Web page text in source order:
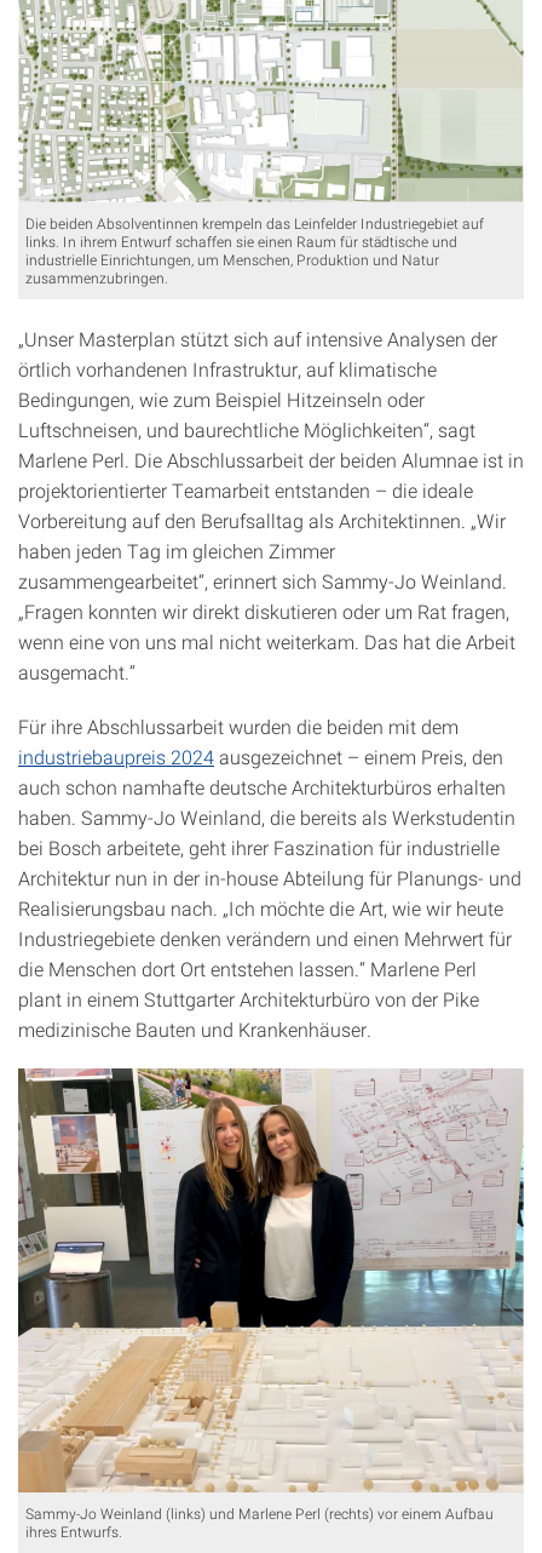
Die beiden Absolventinnen krempeln das Leinfelder Industriegebiet auf
links. In ihrem Entwurf schaffen sie einen Raum für städtische und
industrielle Einrichtungen, um Menschen, Produktion und Natur
zusammenzubringen.
„Unser Masterplan stützt sich auf intensive Analysen der
örtlich vorhandenen Infrastruktur, auf klimatische
Bedingungen, wie zum Beispiel Hitzeinseln oder
Luftschneisen, und baurechtliche Möglichkeiten“, sagt
Marlene Perl. Die Abschlussarbeit der beiden Alumnae ist in
projektorientierter Teamarbeit entstanden – die ideale
Vorbereitung auf den Berufsalltag als Architektinnen. „Wir
haben jeden Tag im gleichen Zimmer
zusammengearbeitet“, erinnert sich Sammy-Jo Weinland.
„Fragen konnten wir direkt diskutieren oder um Rat fragen,
wenn eine von uns mal nicht weiterkam. Das hat die Arbeit
ausgemacht.“
Für ihre Abschlussarbeit wurden die beiden mit dem
industriebaupreis 2024ausgezeichnet – einem Preis, den
auch schon namhafte deutsche Architekturbüros erhalten
haben. Sammy-Jo Weinland, die bereits als Werkstudentin
bei Bosch arbeitete, geht ihrer Faszination für industrielle
Architektur nun in der in-house Abteilung für Planungs- und
Realisierungsbau nach. „Ich möchte die Art, wie wir heute
Industriegebiete denken verändern und einen Mehrwert für
die Menschen dort Ort entstehen lassen.“ Marlene Perl
plant in einem Stuttgarter Architekturbüro von der Pike
medizinische Bauten und Krankenhäuser.
Sammy-Jo Weinland (links) und Marlene Perl (rechts) vor einem Aufbau
ihres Entwurfs.